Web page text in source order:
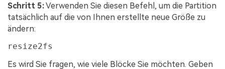
Schritt 5:Verwenden Sie diesen Befehl, um die Partition
tatsächlich auf die von Ihnen erstellte neue Größe zu
ändern:
resize2fs
Es wird Sie fragen, wie viele Blöcke Sie möchten. Geben